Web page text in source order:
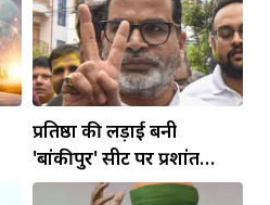
प्रतिष्ठा की लड़ाई बनी
'बांकीपुर' सीट पर प्रशांत
किशोर की जीत